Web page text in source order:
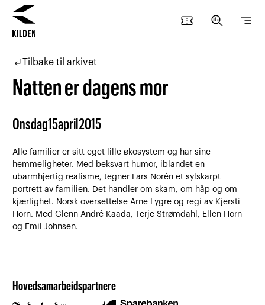
confirmation_number search_insights segment
subdirectory_arrow_leftTilbake til arkivet
Natten er dagens mor
Onsdag15april2015
Alle familier er sitt eget lille økosystem og har sine
hemmeligheter. Med beksvart humor, iblandet en
ubarmhjertig realisme, tegner Lars Norén et sylskarpt
portrett av familien. Det handler om skam, om håp og om
kjærlighet. Norsk oversettelse Arne Lygre og regi av Kjersti
Horn. Med Glenn André Kaada, Terje Strømdahl, Ellen Horn
og Emil Johnsen.
Hovedsamarbeidspartnere